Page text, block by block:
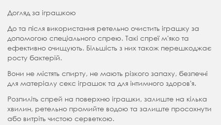
Догляд за іграшкою
До та після використання ретельно очистить іграшку за
допомогою спеціального спрею. Такі спреї мʼяко та
ефективно очищують. Більшість з них також перешкоджає
росту бактерій.
Вони не містять спирту, не мають різкого запаху, безпечні
для матеріалу секс іграшок та для інтимного здоровʼя.
Розпиліть спрей на поверхню іграшки, залиште на кілька
хвилин, ретельно промийте водою та залиште просохнути
або витріть чистою серветкою.